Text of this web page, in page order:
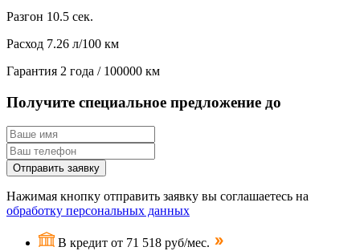
Разгон 10.5 сек.
Расход 7.26 л/100 км
Гарантия 2 года / 100000 км
Получите специальное предложение до
Отправить заявку
Нажимая кнопку отправить заявку вы соглашаетесь на
обработку персональных данных
В кредит от 71 518 руб/мес.